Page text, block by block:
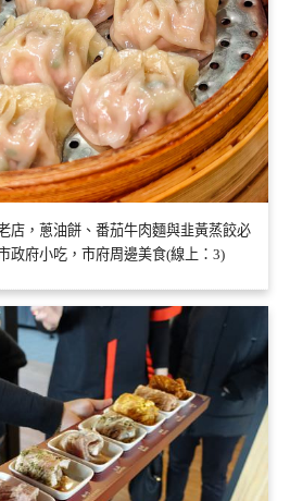
店，蔥油餅、番茄牛肉麵與韭黃蒸餃必
政府小吃，市府周邊美食(線上：3)